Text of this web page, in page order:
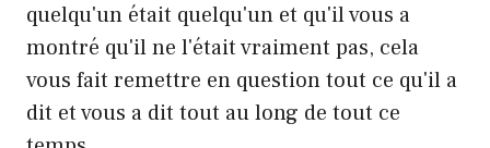
quelqu'un était quelqu'un et qu'il vous a
montré qu'il ne l'était vraiment pas, cela
vous fait remettre en question tout ce qu'il a
dit et vous a dit tout au long de tout ce